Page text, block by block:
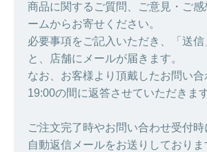
商品に関するご質問、ご意見・ご感
ームからお寄せください。
必要事項をご記入いただき、「送
と、店舗にメールが届きます。
なお、お客様より頂戴したお問い
19:00の間に返答させていただきます
ご注文完了時やお問い合わせ受付時
自動返信メールをお送りしており